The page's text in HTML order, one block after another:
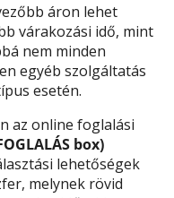
áron lehet
várakozási idő, mint
nem minden
egyéb szolgáltatás
esetén.
az online foglalási
box)
lehetőségek
melynek rövid